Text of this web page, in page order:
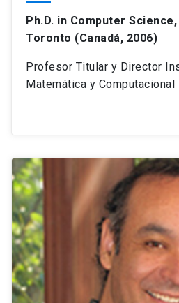
Ph.D. in Computer
Toronto (Canadá, 2006)
Profesor Titular y Director
Matemática y Computacional